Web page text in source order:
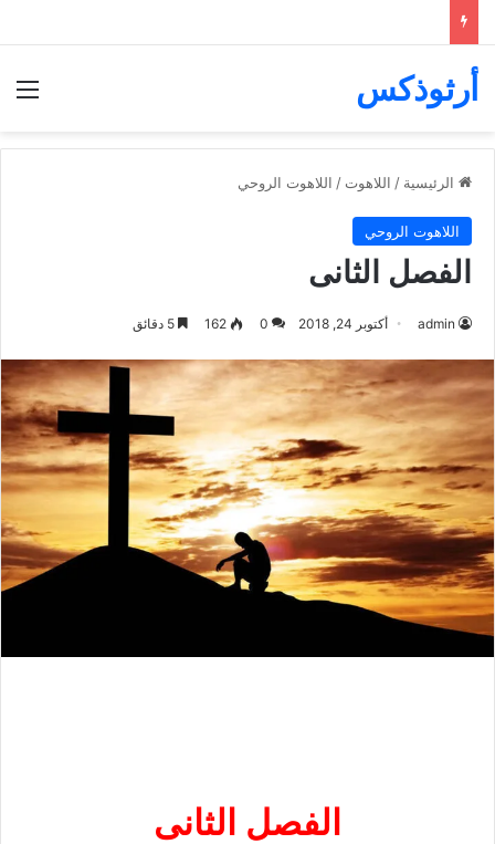
أرثوذكس
الرئيسية / اللاهوت / اللاهوت الروحي
اللاهوت الروحي
الفصل الثانى
admin أكتوبر 24, 2018 0
162
الفصل الثانى